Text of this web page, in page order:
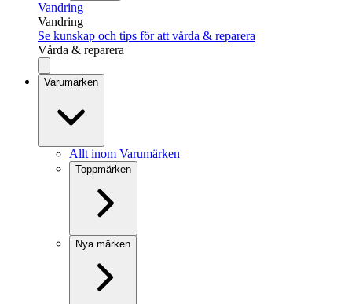
Vandring
Vandring
Se kunskap och tips för att vårda & reparera
Vårda & reparera
Varumärken
Allt inom Varumärken
Toppmärken
Nya märken